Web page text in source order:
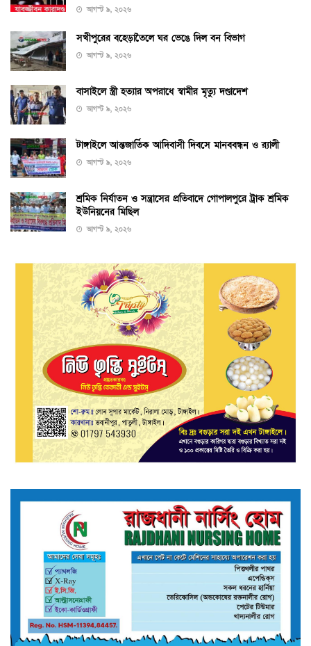
আগস্ট ৯, ২০২৬
সখীপুরের বহেড়াতৈলে ঘর ভেঙে দিল বন বিভাগ
আগস্ট ৯, ২০২৬
বাসাইলে স্ত্রী হত্যার অপরাধে স্বামীর মৃত্যু দণ্ডাদেশ
আগস্ট ৯, ২০২৬
টাঙ্গাইলে আন্তজার্তিক আদিবাসী দিবসে মানববন্ধন ও র‌্যালী
আগস্ট ৯, ২০২৬
শ্রমিক নির্যাতন ও সন্ত্রাসের প্রতিবাদে গোপালপুরে ট্রাক শ্রমিক
ইউনিয়নের মিছিল
আগস্ট ৯, ২০২৬